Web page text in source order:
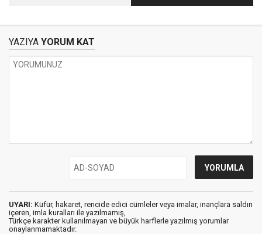
YAZIYA YORUM KAT
UYARI: Küfür, hakaret, rencide edici cümleler veya imalar, inançlara saldırı
içeren, imla kuralları ile yazılmamış,
Türkçe karakter kullanılmayan ve büyük harflerle yazılmış yorumlar
onaylanmamaktadır.